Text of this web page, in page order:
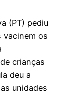
(PT) pediu
vacinem os
crianças
deu a
unidades